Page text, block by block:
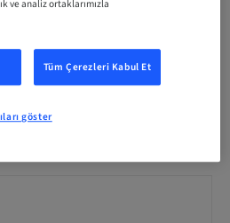
ve analiz ortaklarımızla
Tüm Çerezleri Kabul Et
göster